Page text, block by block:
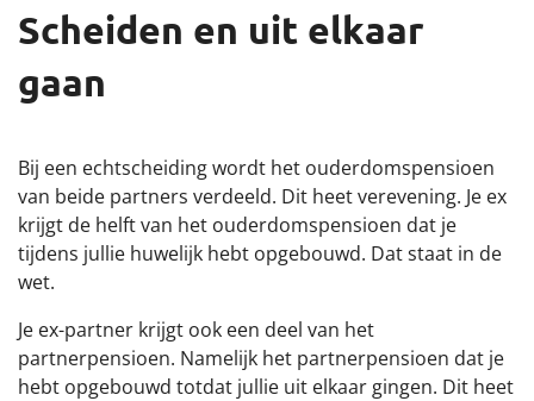
Deelnemers
Mijn situatie
Bijna met pensioen
Ik ontvang pensioen
Contact
Scheiden en uit elkaar
gaan
Bij een echtscheiding wordt het ouderdomspensioen
van beide partners verdeeld. Dit heet verevening. Je ex
krijgt de helft van het ouderdomspensioen dat je
tijdens jullie huwelijk hebt opgebouwd. Dat staat in de
wet.
Je ex-partner krijgt ook een deel van het
partnerpensioen. Namelijk het partnerpensioen dat je
hebt opgebouwd totdat jullie uit elkaar gingen. Dit heet